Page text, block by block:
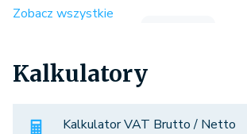
Zobacz wszystkie
Kalkulatory
Kalkulator VAT Brutto / Netto